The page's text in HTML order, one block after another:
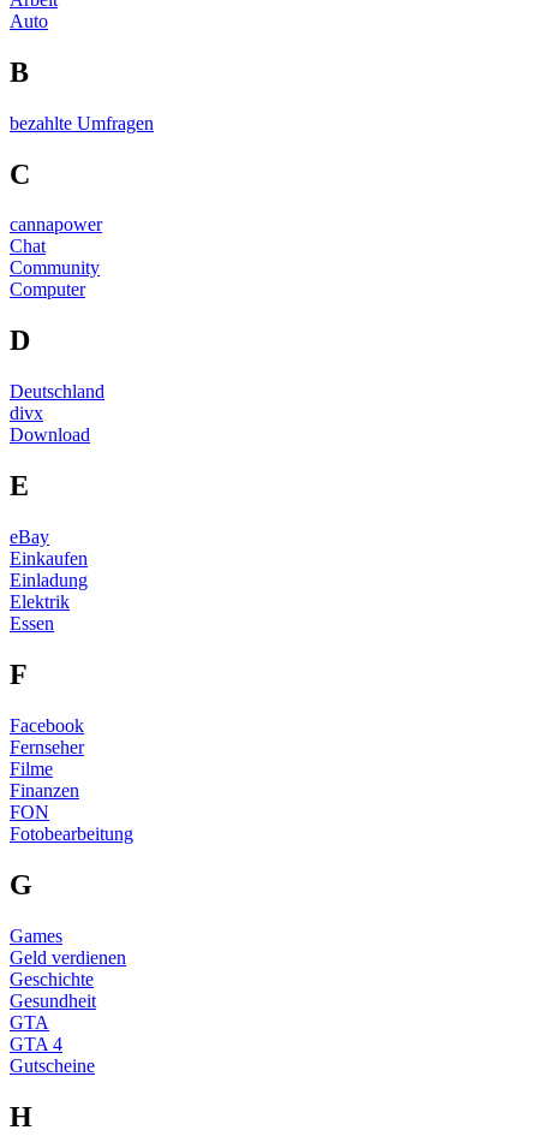
Auto
B
bezahlte Umfragen
C
cannapower
Chat
Community
Computer
D
Deutschland
divx
Download
E
eBay
Einkaufen
Einladung
Elektrik
Essen
F
Facebook
Fernseher
Filme
Finanzen
FON
Fotobearbeitung
G
Games
Geld verdienen
Geschichte
Gesundheit
GTA
GTA 4
Gutscheine
H